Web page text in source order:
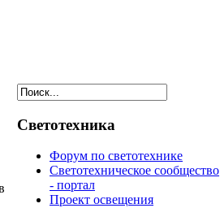
Светотехника
Форум по светотехнике
Светотехническое сообщество
- портал
Проект освещения